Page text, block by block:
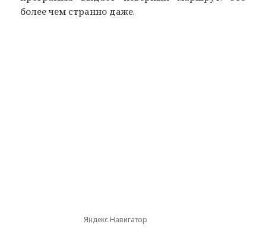
более чем странно даже.
Яндекс.Навигатор